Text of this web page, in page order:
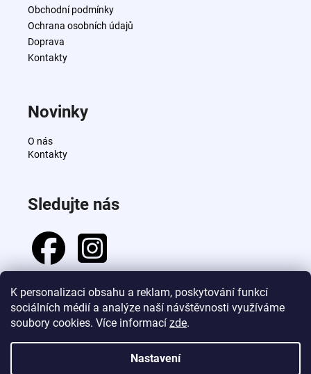
K personalizaci obsahu a reklam, poskytování funkcí
sociálních médií a analýze naší návštěvnosti využíváme
soubory cookies. Více informací zde.
Nastavení
Obchodní podmínky
Ochrana osobních údajů
Doprava
Kontakty
Novinky
O nás
Kontakty
Sledujte nás
Přijímáme online platby